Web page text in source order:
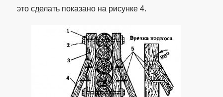
это сделать показано на рисунке 4.